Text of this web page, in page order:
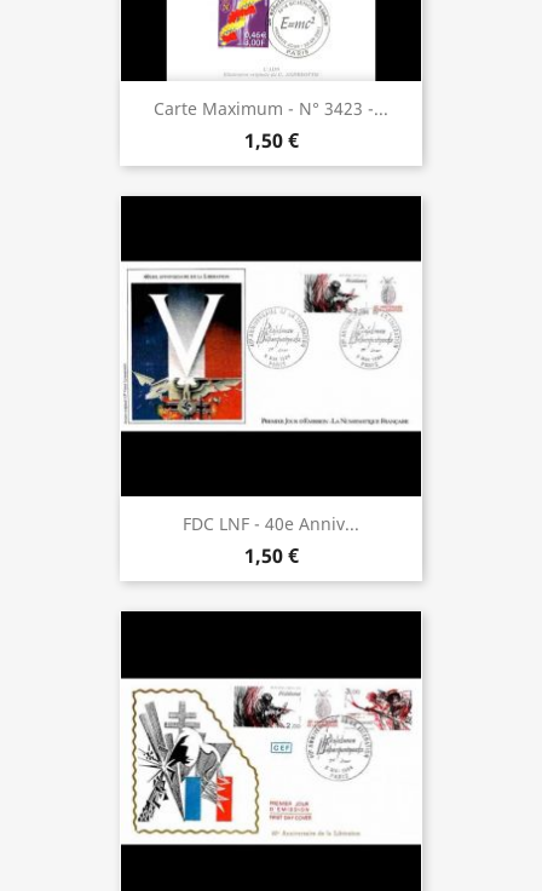
Carte Maximum - N° 3423 -...
1,50 €
FDC LNF - 40e Anniv...
1,50 €